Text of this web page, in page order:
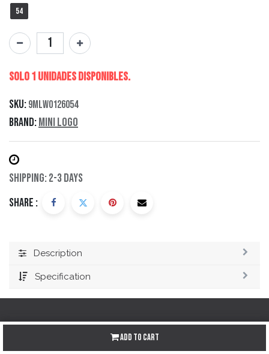
54
Add to Cart
Solo 1 Unidades disponibles.
SKU:9MLW0126054
Brand:Mini Logo
Shipping: 2-3 Days
Share :
Description
Specification
Redes sociales